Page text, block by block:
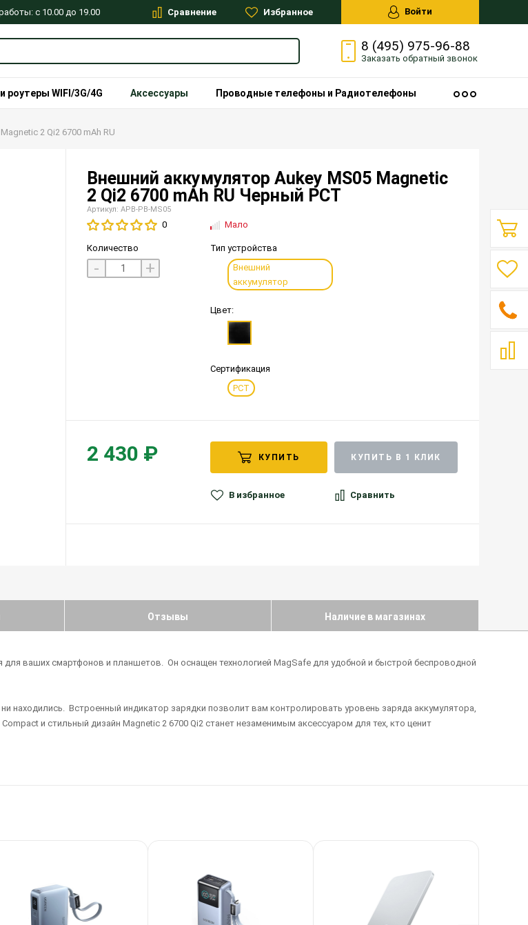
с 10.00 до 19.00 Сравнение Избранное Войти
8 (495) 975-96-88
Заказать обратный звонок
роутеры WIFI/3G/4G Аксессуары Проводные телефоны и Радиотелефоны
2 Qi2 6700 mAh RU
Внешний аккумулятор Aukey MS05 Magnetic
2 Qi2 6700 mAh RU Черный РСТ
Артикул: APB-PB-MS05
0 Мало
Количество
- +
Тип устройства
Внешний
аккумулятор
Цвет:
Сертификация
РСТ
2 430 ₽ КУПИТЬ КУПИТЬ В 1 КЛИК
В избранное Сравнить
Отзывы Наличие в магазинах
ваших смартфонов и планшетов. Он оснащен технологией MagSafe для удобной и быстрой беспроводной
Встроенный индикатор зарядки позволит вам контролировать уровень заряда аккумулятора,
и стильный дизайн Magnetic 2 6700 Qi2 станет незаменимым аксессуаром для тех, кто ценит